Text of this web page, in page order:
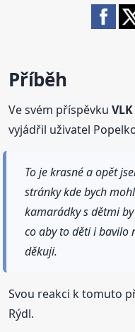
Příběh
Ve svém příspěvku
vyjádřil uživatel
To je krasné a opět
stránky kde bych
kamarádky s dětmi
co aby to děti i bavilo
děkuji.
Svou reakci k tomuto
Rýdl.